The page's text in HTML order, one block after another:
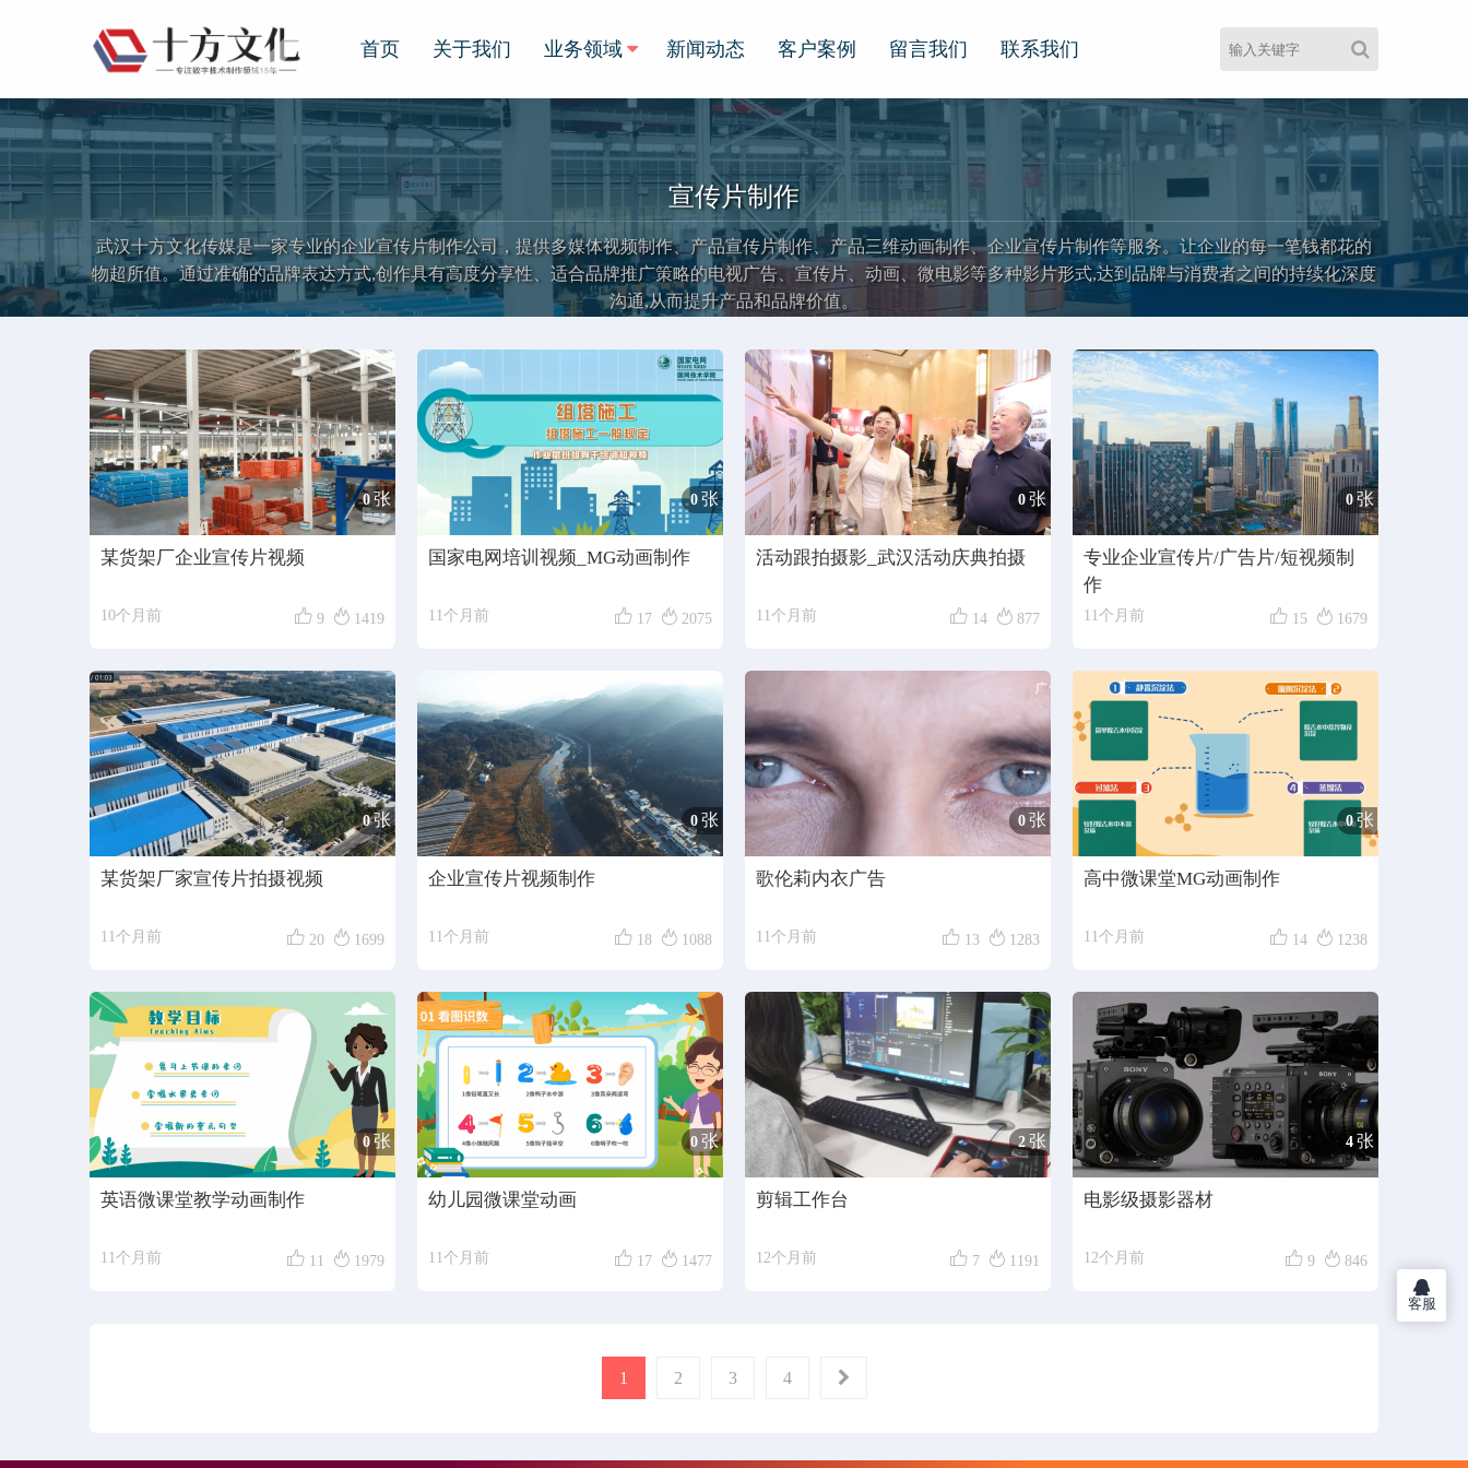
首页 关于我们 业务领域 新闻动态 客户案例 留言我们 联系我们
首页
关于我们
公司简介 企业文化 人才招聘 留言我们
新闻动态
宣传片制作
武汉十方文化传媒是一家专业的企业宣传片制作公司，提供多媒体视频制作、产品宣传片制作、产品三维动画制作、企业宣传片制作等服务。让企业的每一笔钱都花的
物超所值。通过准确的品牌表达方式,创作具有高度分享性、适合品牌推广策略的电视广告、宣传片、动画、微电影等多种影片形式,达到品牌与消费者之间的持续化深度
沟通,从而提升产品和品牌价值。
正在为您加载新内容
0 张
某货架厂企业宣传片视频
10个月前  9  1419
0 张
国家电网培训视频_MG动画制作
11个月前  17  2075
0 张
活动跟拍摄影_武汉活动庆典拍摄
11个月前  14  877
0 张
专业企业宣传片/广告片/短视频制
作
11个月前  15  1679
0 张
某货架厂家宣传片拍摄视频
11个月前  20  1699
0 张
企业宣传片视频制作
11个月前  18  1088
0 张
歌伦莉内衣广告
11个月前  13  1283
0 张
高中微课堂MG动画制作
11个月前  14  1238
0 张
英语微课堂教学动画制作
11个月前  11  1979
0 张
幼儿园微课堂动画
11个月前  17  1477
2 张
剪辑工作台
12个月前  7  1191
4 张
电影级摄影器材
12个月前  9  846
1 2 3 4
客服